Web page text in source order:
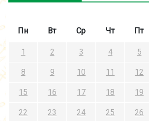
Пн Вт Ср Чт Пт
1 2 3 4 5
8 9 10 11 12
15 16 17 18 19
22 23 24 25 26